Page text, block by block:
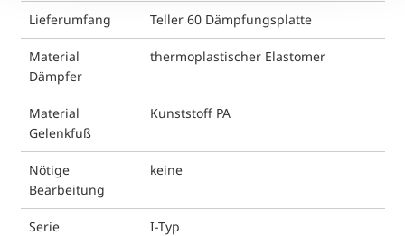
Lieferumfang Teller 60 Dämpfungsplatte
Material
Dämpfer
thermoplastischer Elastomer
Material
Gelenkfuß
Kunststoff PA
Nötige
Bearbeitung
keine
Serie I-Typ